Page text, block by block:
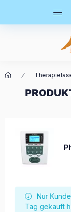
Nur
Tag gekauft